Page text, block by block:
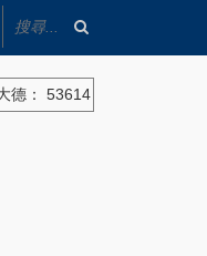
德： 53614